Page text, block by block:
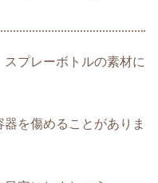
プレーボトルの素材に
を傷めることがありま